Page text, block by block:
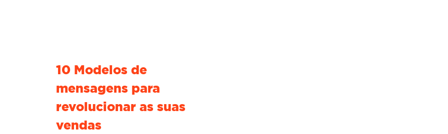
10 Modelos de
mensagens para
revolucionar as suas
vendas